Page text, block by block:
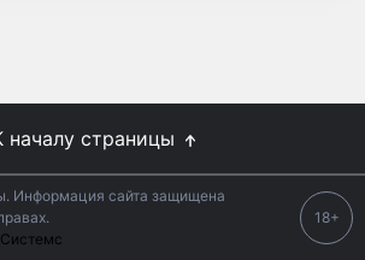
началу страницы
Информация сайта защищена
18+